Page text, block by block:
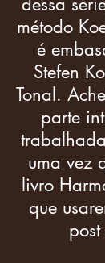
método
é
Stefen
Tonal.
parte
uma vez
livro
que